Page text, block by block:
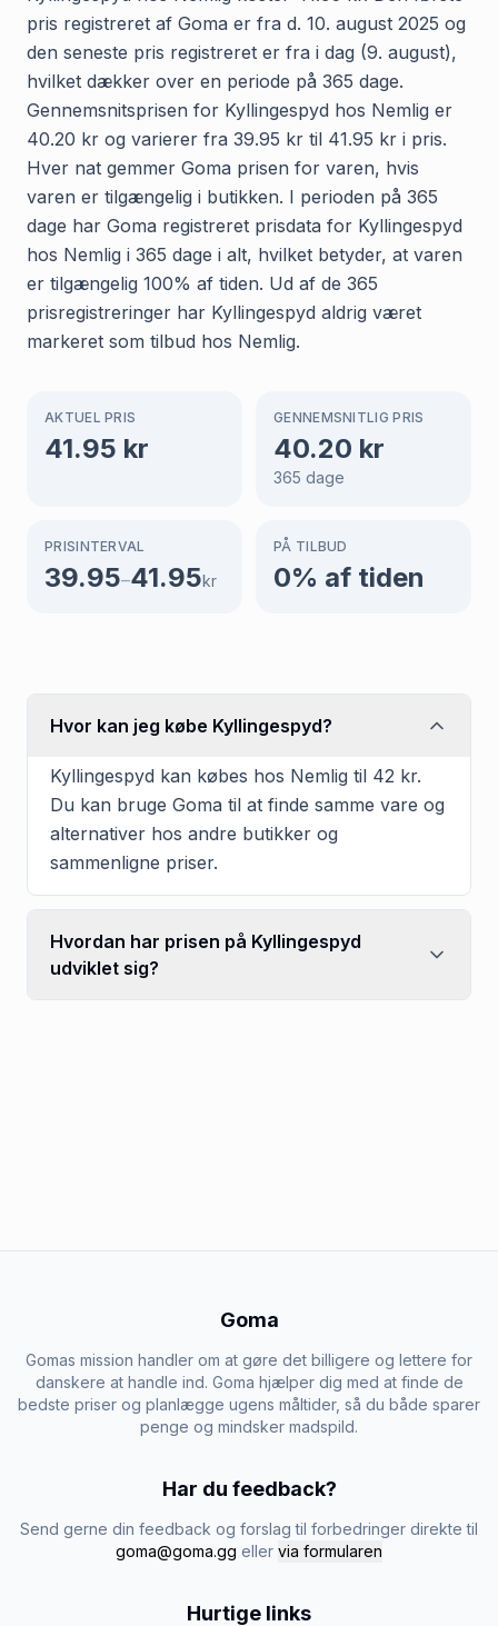
pris registreret af Goma er fra d. 10. august 2025 og
den seneste pris registreret er fra i dag (9. august),
hvilket dækker over en periode på 365 dage.
Gennemsnitsprisen for Kyllingespyd hos Nemlig er
40.20 kr og varierer fra 39.95 kr til 41.95 kr i pris.
Hver nat gemmer Goma prisen for varen, hvis
varen er tilgængelig i butikken. I perioden på 365
dage har Goma registreret prisdata for Kyllingespyd
hos Nemlig i 365 dage i alt, hvilket betyder, at varen
er tilgængelig 100% af tiden. Ud af de 365
prisregistreringer har Kyllingespyd aldrig været
markeret som tilbud hos Nemlig.
AKTUEL PRIS
41.95 kr
GENNEMSNITLIG PRIS
40.20 kr
365 dage
PRISINTERVAL
39.95–41.95kr
PÅ TILBUD
0% af tiden
Hvor kan jeg købe Kyllingespyd?
Kyllingespyd kan købes hos Nemlig til 42 kr.
Du kan bruge Goma til at finde samme vare og
alternativer hos andre butikker og
sammenligne priser.
Hvordan har prisen på Kyllingespyd
udviklet sig?
Goma
Gomas mission handler om at gøre det billigere og lettere for
danskere at handle ind. Goma hjælper dig med at finde de
bedste priser og planlægge ugens måltider, så du både sparer
penge og mindsker madspild.
Har du feedback?
Send gerne din feedback og forslag til forbedringer direkte til
goma@goma.gg eller via formularen
Hurtige links